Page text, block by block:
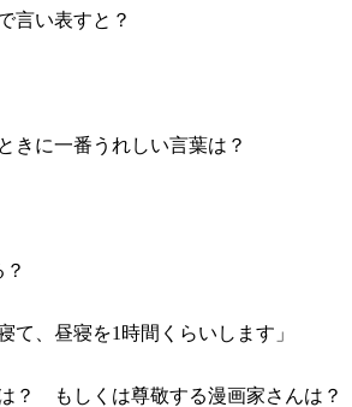
言い表すと？
きに一番うれしい言葉は？
て、昼寝を1時間くらいします」
？ もしくは尊敬する漫画家さんは？